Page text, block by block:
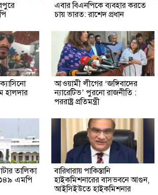
এবার বিএনপিকে ব্যবহার করতে
চায় ভারত: রাশেদ প্রধান
হালদার
আওয়ামী লীগের ‘জঙ্গিবাদের
ন্যারেটিভ’ পুরনো রাজনীতি :
পররাষ্ট্র প্রতিমন্ত্রী
তালিকা
এমপি
বারিধারায় পাকিস্তানি
হাইকমিশনারের বাসভবনে আগুন,
আইসিইউতে হাইকমিশনার